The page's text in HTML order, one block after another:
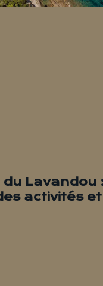
Lavandou
activités et